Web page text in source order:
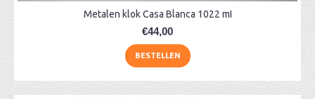
Metalen klok Casa Blanca 1022 mI
€44,00
BESTELLEN